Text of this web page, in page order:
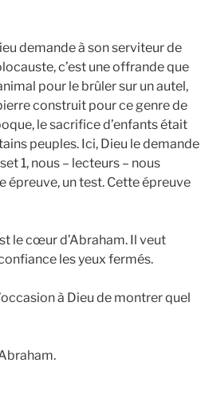
demande à son serviteur de
c’est une offrande que
pour le brûler sur un autel,
construit pour ce genre de
le sacrifice d’enfants était
peuples. Ici, Dieu le demande
1, nous – lecteurs – nous
épreuve, un test. Cette épreuve
le cœur d’Abraham. Il veut
les yeux fermés.
à Dieu de montrer quel